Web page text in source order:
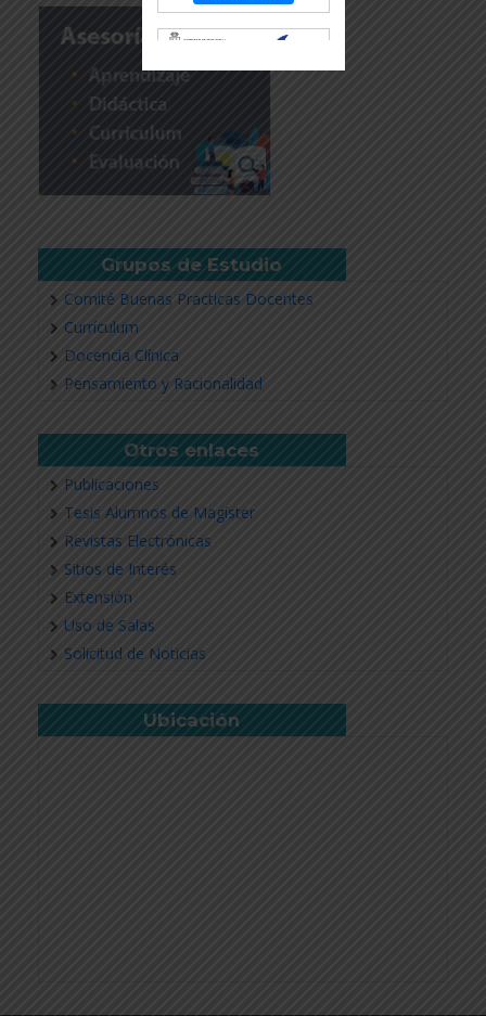
Grupos de Estudio
Comité Buenas Practicas Docentes
Currículum
Docencia Clínica
Pensamiento y Racionalidad
Otros enlaces
Publicaciones
Tesis Alumnos de Magíster
Revistas Electrónicas
Sitios de Interés
Extensión
Uso de Salas
Solicitud de Noticias
Ubicación
Revisar más información